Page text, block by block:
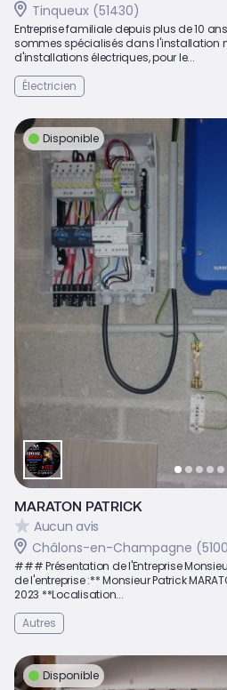
Tinqueux (51430)
Entreprise familiale depuis plus de 10
sommes spécialisés dans l'installation
d'installations électriques, pour le...
Électricien
Disponible
MARATON PATRICK
Aucun avis
Châlons-en-Champagne
### Présentation de l'Entreprise
de l'entreprise :** Monsieur Patrick
2023 **Localisation...
Autres
Disponible